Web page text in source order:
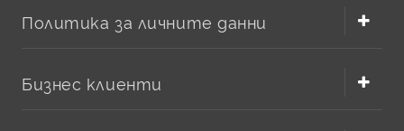
Политика за личните данни
Бизнес клиенти